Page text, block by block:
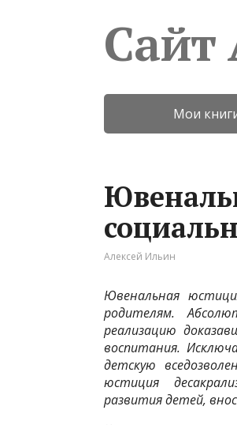
Сайт
Мои
Алексей Ильин
Ювенальная
родителям.
реализацию
воспитания.
детскую
юстиция
развития детей,